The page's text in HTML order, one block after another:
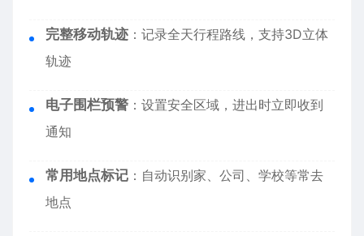
完整移动轨迹 ：记录全天行程路线，支持3D立体
轨迹
电子围栏预警 ：设置安全区域，进出时立即收到
通知
常用地点标记 ：自动识别家、公司、学校等常去
地点